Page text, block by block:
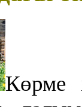
Көрме